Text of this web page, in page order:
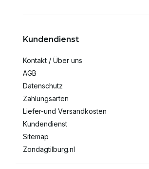
Kundendienst
Kontakt / Über uns
AGB
Datenschutz
Zahlungsarten
Liefer-und Versandkosten
Kundendienst
Sitemap
Zondagtilburg.nl